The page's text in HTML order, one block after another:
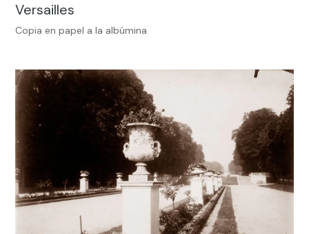
Versailles
Copia en papel a la albúmina